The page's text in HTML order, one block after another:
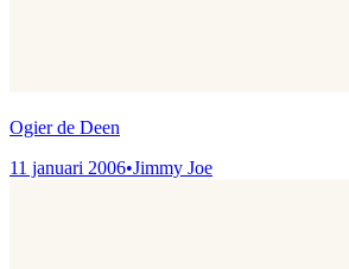
Ogier de Deen
11 januari 2006•Jimmy Joe